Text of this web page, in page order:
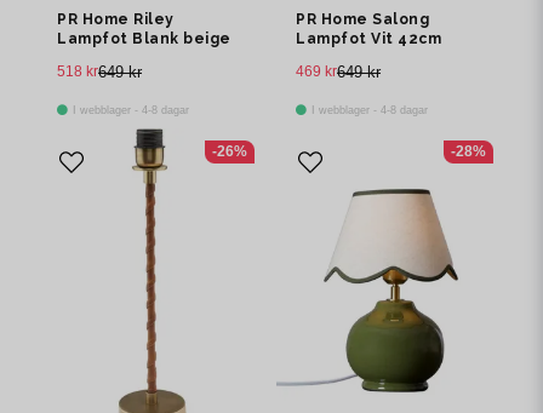
PR Home Riley
Lampfot Blank beige
649 kr
518 kr
I webblager - 4-8 dagar
PR Home Salong
Lampfot Vit 42cm
649 kr
469 kr
I webblager - 4-8 dagar
-26% -28%